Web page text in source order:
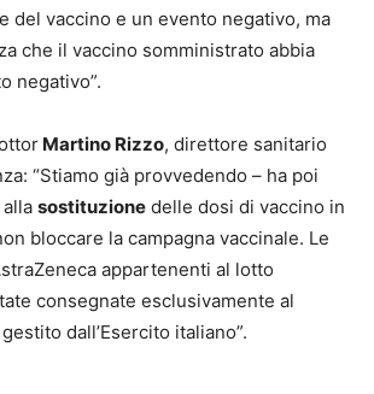
del vaccino e un evento negativo, ma
che il vaccino somministrato abbia
negativo”.
Martino Rizzo, direttore sanitario
“Stiamo già provvedendo – ha poi
sostituzione delle dosi di vaccino in
bloccare la campagna vaccinale. Le
appartenenti al lotto
consegnate esclusivamente al
dall’Esercito italiano”.